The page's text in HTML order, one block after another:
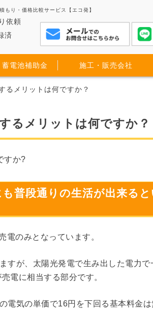
り・価格比較サービス【エコ発】
依頼
済
蓄電池補助金 施工・販売会社
るメリットは何ですか？
るメリットは何ですか？
すか?
普段通りの生活が出来る
電のみとなっています。
すが、太陽光発電で生み出した電力で
電に相当する部分です。
気の単価で16円を下回る基本料金は